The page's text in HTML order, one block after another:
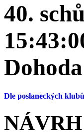
40.
Dle poslaneckých klubů